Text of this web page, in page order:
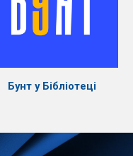
Бунт у Бібліотеці